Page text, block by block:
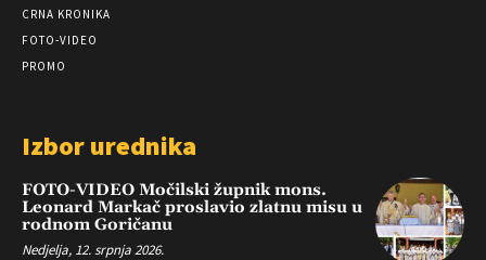
CRNA KRONIKA
FOTO-VIDEO
PROMO
Izbor urednika
FOTO-VIDEO Močilski župnik mons.
Leonard Markač proslavio zlatnu misu u
rodnom Goričanu
Nedjelja, 12. srpnja 2026.